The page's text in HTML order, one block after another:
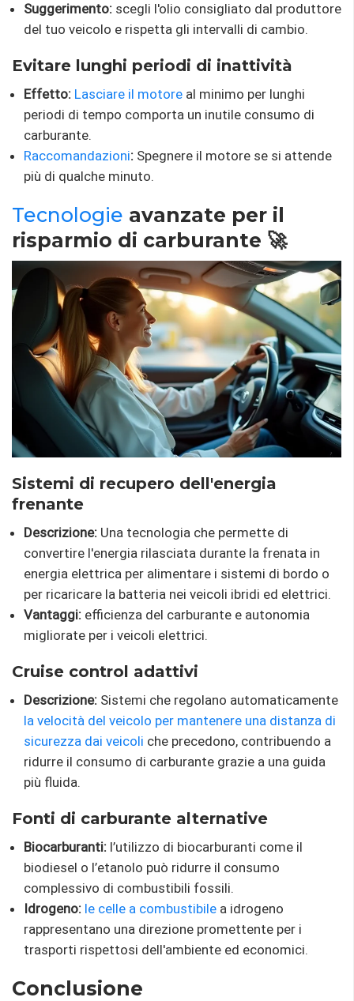
Suggerimento: scegli l'olio consigliato dal produttore
del tuo veicolo e rispetta gli intervalli di cambio.
Evitare lunghi periodi di inattività
Effetto: Lasciare il motore al minimo per lunghi
periodi di tempo comporta un inutile consumo di
carburante.
Raccomandazioni: Spegnere il motore se si attende
più di qualche minuto.
Tecnologie avanzate per il
risparmio di carburante 🚀
Sistemi di recupero dell'energia
frenante
Descrizione: Una tecnologia che permette di
convertire l'energia rilasciata durante la frenata in
energia elettrica per alimentare i sistemi di bordo o
per ricaricare la batteria nei veicoli ibridi ed elettrici.
Vantaggi: efficienza del carburante e autonomia
migliorate per i veicoli elettrici.
Cruise control adattivi
Descrizione: Sistemi che regolano automaticamente
la velocità del veicolo per mantenere una distanza di
sicurezza dai veicoli che precedono, contribuendo a
ridurre il consumo di carburante grazie a una guida
più fluida.
Fonti di carburante alternative
Biocarburanti: l’utilizzo di biocarburanti come il
biodiesel o l’etanolo può ridurre il consumo
complessivo di combustibili fossili.
Idrogeno: le celle a combustibile a idrogeno
rappresentano una direzione promettente per i
trasporti rispettosi dell'ambiente ed economici.
Conclusione